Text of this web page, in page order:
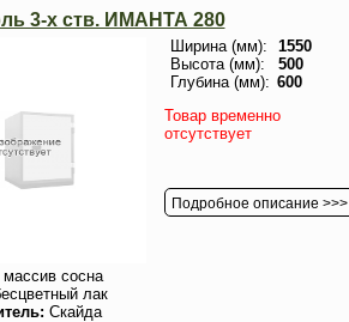
3-х ств. ИМАНТА 280
Ширина (мм):
1550
Высота (мм):
500
Глубина (мм): 600
Товар временно
отсутствует
Подробное описание >>>
массив сосна
лак
Скайда